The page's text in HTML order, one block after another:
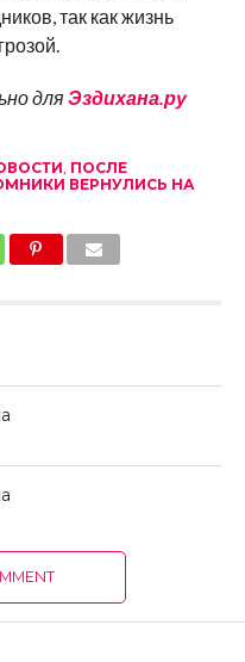
так как жизнь
дляЭздихана.ру
ПОСЛЕ
ВЕРНУЛИСЬ НА